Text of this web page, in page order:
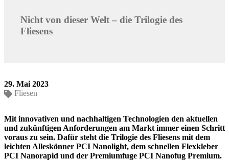
Nicht von dieser Welt ­–­­ die Trilogie des
Fliesens
29. Mai 2023
Fliesen
Mit innovativen und nachhaltigen Technologien den aktuellen
und zukünftigen Anforderungen am Markt immer einen Schritt
voraus zu sein. Dafür steht die Trilogie des Fliesens mit dem
leichten Alleskönner PCI Nanolight, dem schnellen Flexkleber
PCI Nanorapid und der Premiumfuge PCI Nanofug Premium.